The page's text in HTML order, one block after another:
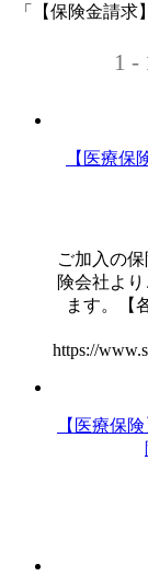
「【保険金請
1 -
【医療保
ご加入の
険会社よ
ます。【
https://
【医療保